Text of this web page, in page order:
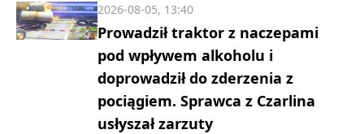
Prowadził traktor z naczepami
pod wpływem alkoholu i
doprowadził do zderzenia z
pociągiem. Sprawca z Czarlina
usłyszał zarzuty
2026-08-05, 13:40